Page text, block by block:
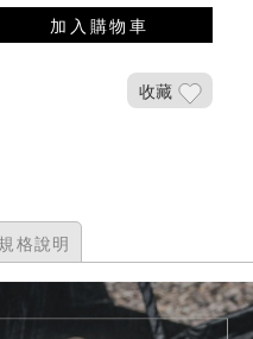
加入購物車
收藏
規格說明